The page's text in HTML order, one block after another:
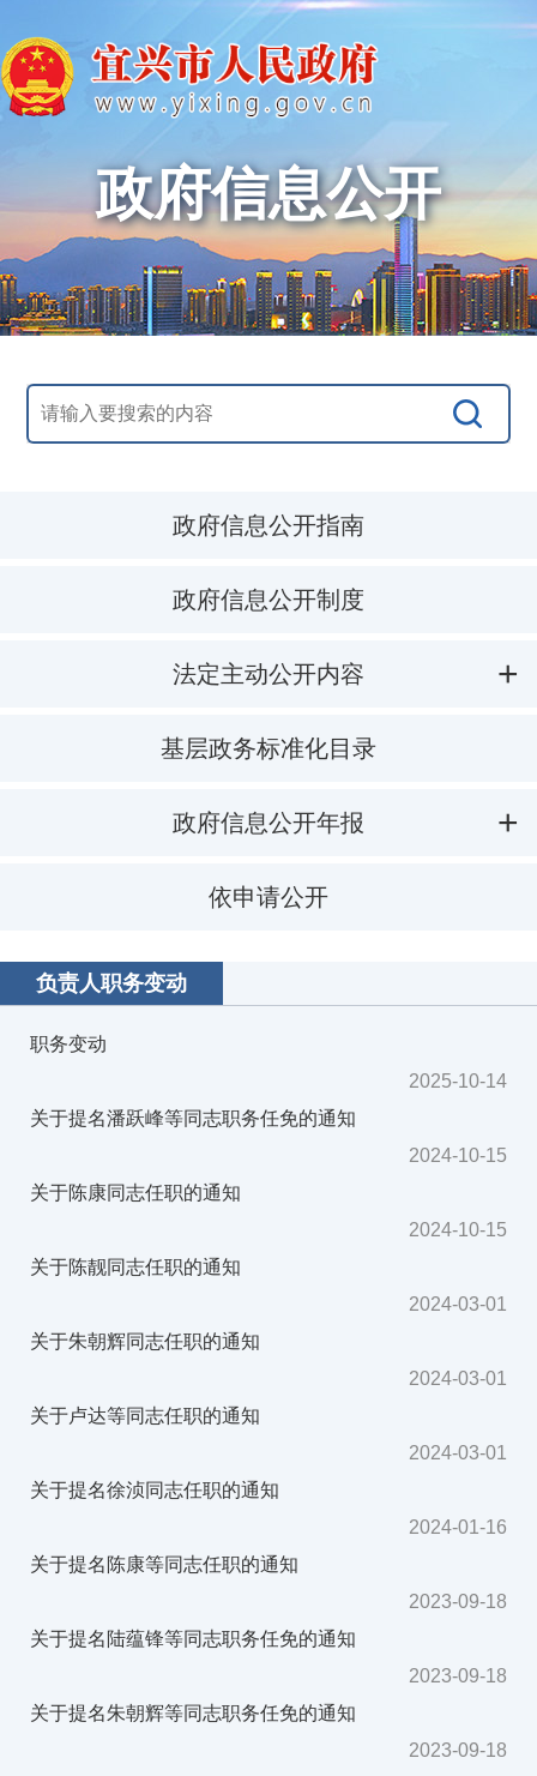
政府信息公开
政府信息公开指南
政府信息公开制度
法定主动公开内容
基层政务标准化目录
政府信息公开年报
依申请公开
负责人职务变动
职务变动
2025-10-14
关于提名潘跃峰等同志职务任免的通知
2024-10-15
关于陈康同志任职的通知
2024-10-15
关于陈靓同志任职的通知
2024-03-01
关于朱朝辉同志任职的通知
2024-03-01
关于卢达等同志任职的通知
2024-03-01
关于提名徐浈同志任职的通知
2024-01-16
关于提名陈康等同志任职的通知
2023-09-18
关于提名陆蕴锋等同志职务任免的通知
2023-09-18
关于提名朱朝辉等同志职务任免的通知
2023-09-18